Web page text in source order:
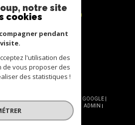
| TRADUCTION POWERED BY GOOGLE |
MENTIONS LÉGALES
ADMIN
POLITIQUE RGPD
notre site
cookies
pendant
l'utilisation des
de vous proposer des
des statistiques !